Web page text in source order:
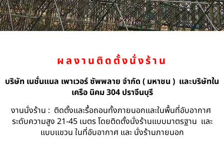
ผลงานติดตั้งนั่งร้าน
บริษัท เนชั่นแนล เพาเวอร์ ซัพพลาย จำกัด ( มหาชน ) และบริษัทใน
เครือ นิคม 304 ปราจีนบุรี
งานนั่งร้าน : ติดตั้งและรื้อถอนทั้งภายนอกและในพื้นที่อับอากาศ
ระดับความสูง 21-45 เมตร โดยติดตั้งนั่งร้านแบบมาตรฐาน และ
แบบแขวน ในที่อับอากาศ และ นั่งร้านภายนอก